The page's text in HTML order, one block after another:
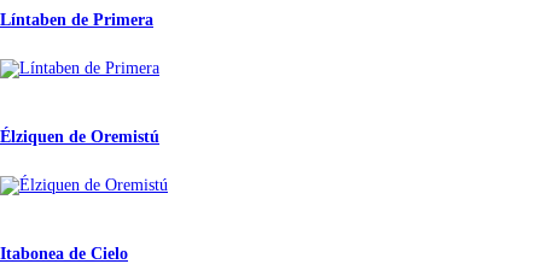
Líntaben de Primera
Élziquen de Oremistú
Itabonea de Cielo